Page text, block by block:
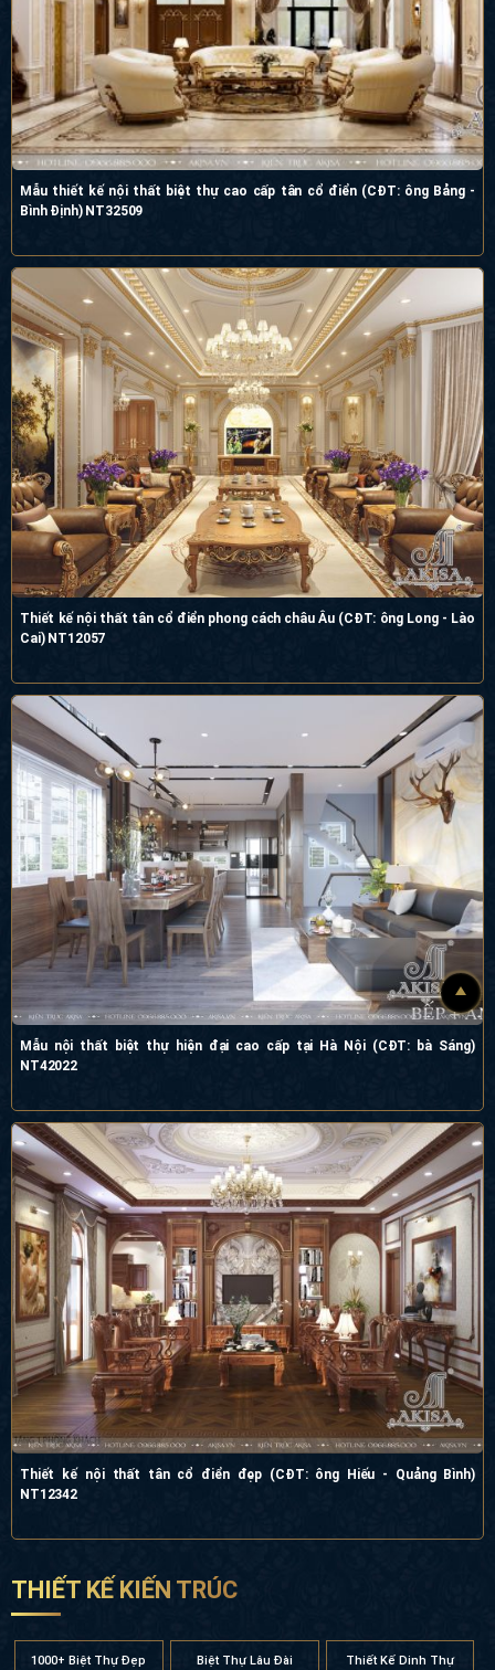
Mẫu thiết kế nội thất biệt thự cao cấp tân cổ điển (CĐT: ông Bảng - Bình
Định) NT32509
Thiết kế nội thất tân cổ điển phong cách châu Âu (CĐT: ông Long - Lào Cai)
NT12057
Mẫu nội thất biệt thự hiện đại cao cấp tại Hà Nội (CĐT: bà Sáng) NT42022
Thiết kế nội thất tân cổ điển đẹp (CĐT: ông Hiếu - Quảng Bình) NT12342
1000+ Biệt Thự Đẹp Biệt Thự Lâu Đài